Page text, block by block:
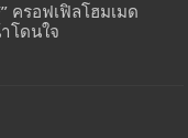
ครอฟเฟิลโฮมเมด
โดนใจ